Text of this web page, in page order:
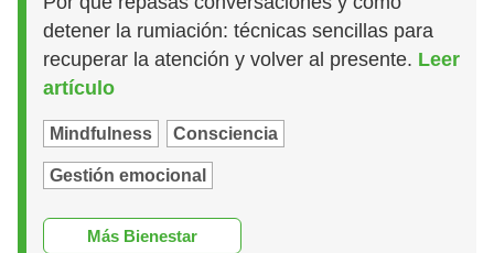
detener la rumiación: técnicas sencillas para
recuperar la atención y volver al presente. Leer
artículo
Mindfulness Consciencia
Gestión emocional
Más Bienestar